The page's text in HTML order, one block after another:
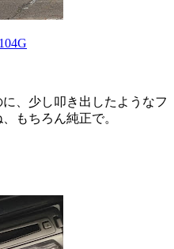
、少し叩き出したようなフ
もちろん純正で。